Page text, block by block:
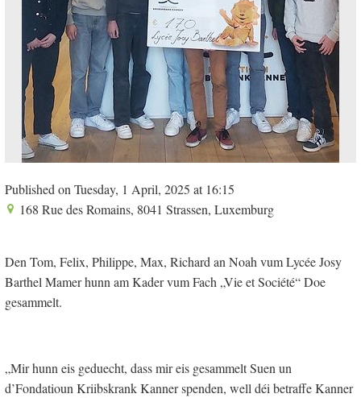
Published on Tuesday, 1 April, 2025 at 16:15
168 Rue des Romains, 8041 Strassen, Luxemburg
Den Tom, Felix, Philippe, Max, Richard an Noah vum Lycée Josy
Barthel Mamer hunn am Kader vum Fach „Vie et Société“ Doe
gesammelt.
„Mir hunn eis geduecht, dass mir eis gesammelt Suen un
d’Fondatioun Kriibskrank Kanner spenden, well déi betraffe Kanner